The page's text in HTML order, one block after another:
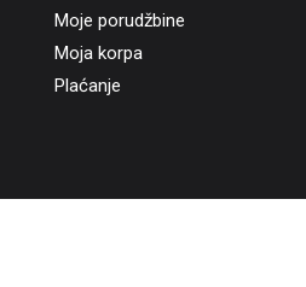
Moje porudžbine
Moja korpa
Plaćanje